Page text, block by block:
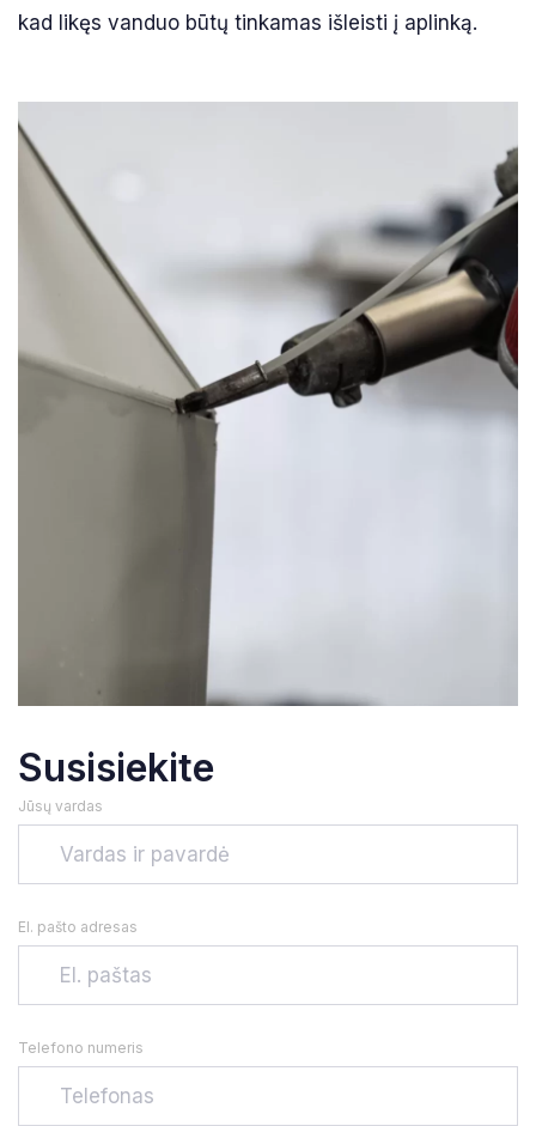
kad likęs vanduo būtų tinkamas išleisti į aplinką.
Susisiekite
Jūsų vardas
El. pašto adresas
Telefono numeris